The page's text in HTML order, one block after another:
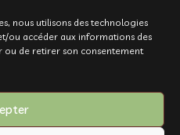
nous utilisons des technologies
ou accéder aux informations des
ou de retirer son consentement